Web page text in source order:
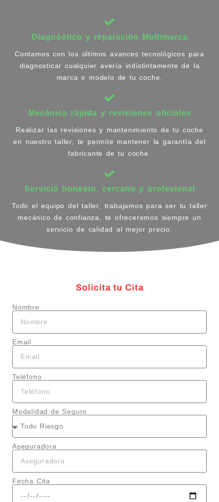
Diagnóstico y reparación Multimarca
Contamos con los últimos avances tecnológicos para
diagnosticar cualquier avería indistintamente de la
marca o modelo de tu coche.
Mecánica rápida y revisiones oficiales
Realizar las revisiones y mantenimiento de tu coche
en nuestro taller, te permite mantener la garantía del
fabricante de tu coche.
Servicio honesto, cercano y profesional
Todo el equipo del taller, trabajamos para ser tu taller
mecánico de confianza, te ofreceremos siempre un
servicio de calidad al mejor precio.
Solicita tu Cita
Nombre
Email
Teléfono
Modalidad de Seguro
Aseguradora
Fecha Cita